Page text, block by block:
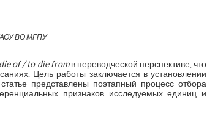
ВО МГПУ
of / to die fromв переводческой перспективе, что
Цель работы заключается в установлении
представлены поэтапный процесс отбора
признаков исследуемых единиц и